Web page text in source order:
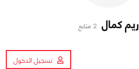
ريم كمال 2 متابع
تسجيل الدخول